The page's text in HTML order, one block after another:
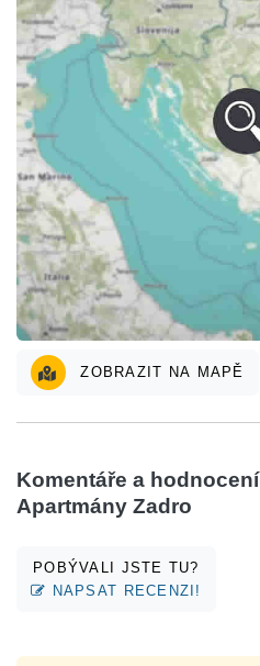
ZOBRAZIT NA MAPĚ
Komentáře a hodnocení
Apartmány Zadro
POBÝVALI JSTE TU?
NAPSAT RECENZI!